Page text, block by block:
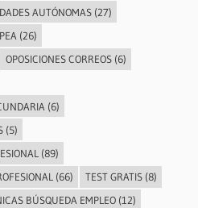
AUTÓNOMAS(27)
(26)
OPOSICIONES CORREOS(6)
(6)
(5)
(89)
(66) TEST GRATIS(8)
BÚSQUEDA EMPLEO(12)